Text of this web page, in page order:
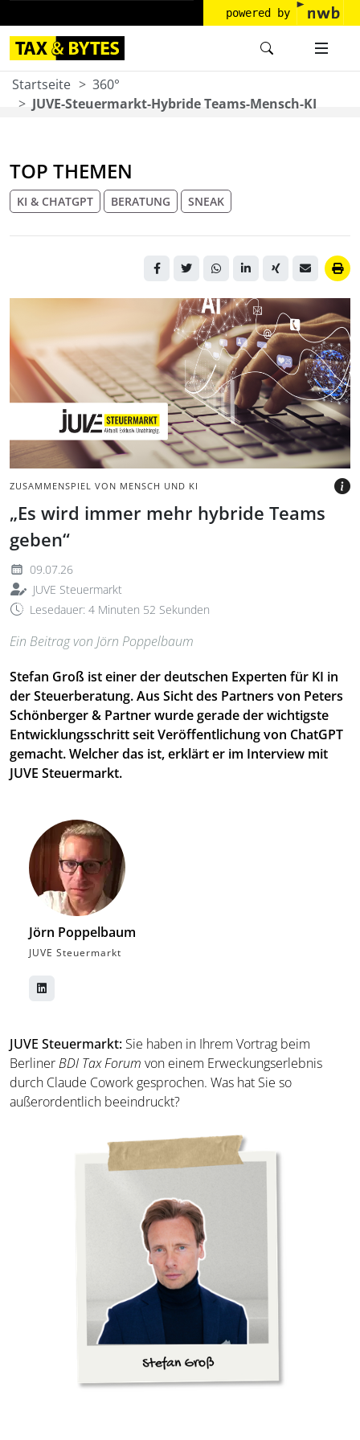
powered by
Startseite
360°
JUVE-Steuermarkt-Hybride Teams-Mensch-KI
TOP THEMEN
KI & CHATGPT BERATUNG SNEAK
ZUSAMMENSPIEL VON MENSCH UND KI
„Es wird immer mehr hybride Teams
geben“
09.07.26
JUVE Steuermarkt
Lesedauer: 4 Minuten 52 Sekunden
Mensch an der Tastatur
mit KI-Elementen darüber
schwebend
BILD: @URUPONG BY GETTY
IMAGES VIA CANVA.COM
Ein Beitrag von Jörn Poppelbaum
Stefan Groß ist einer der deutschen Experten für KI in
der Steuerberatung. Aus Sicht des Partners von Peters
Schönberger & Partner wurde gerade der wichtigste
Entwicklungsschritt seit Veröffentlichung von ChatGPT
gemacht. Welcher das ist, erklärt er im Interview mit
JUVE Steuermarkt.
Jörn Poppelbaum
JUVE Steuermarkt
JUVE Steuermarkt: Sie haben in Ihrem Vortrag beim
BerlinerBDI Tax Forum von einem Erweckungserlebnis
durch Claude Cowork gesprochen. Was hat Sie so
außerordentlich beeindruckt?